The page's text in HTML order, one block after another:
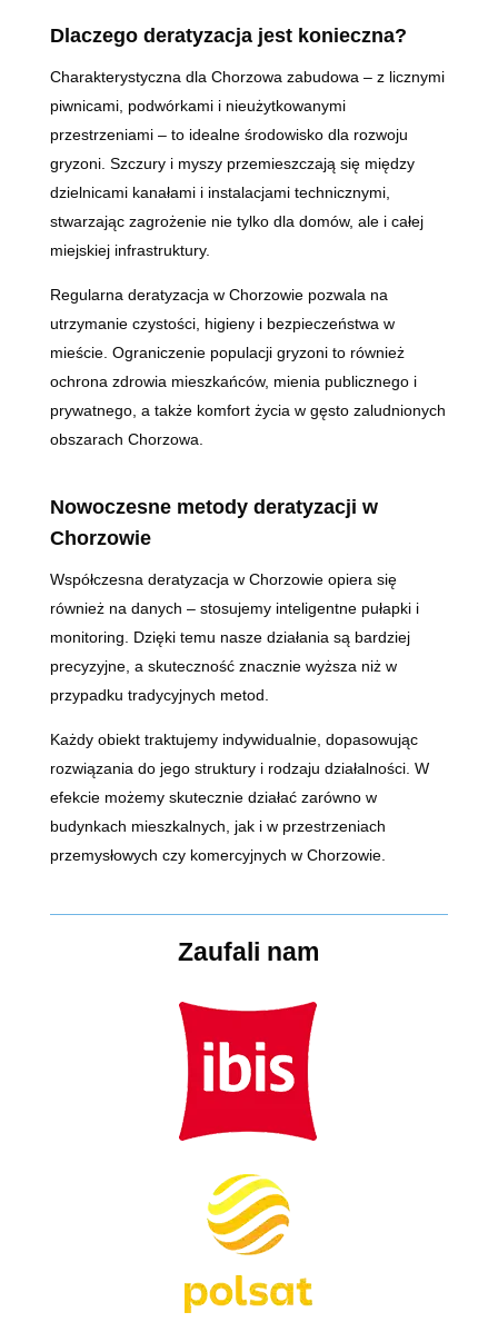
Dlaczego deratyzacja jest konieczna?
Charakterystyczna dla Chorzowa zabudowa – z licznymi
piwnicami, podwórkami i nieużytkowanymi
przestrzeniami – to idealne środowisko dla rozwoju
gryzoni. Szczury i myszy przemieszczają się między
dzielnicami kanałami i instalacjami technicznymi,
stwarzając zagrożenie nie tylko dla domów, ale i całej
miejskiej infrastruktury.
Regularna deratyzacja w Chorzowie pozwala na
utrzymanie czystości, higieny i bezpieczeństwa w
mieście. Ograniczenie populacji gryzoni to również
ochrona zdrowia mieszkańców, mienia publicznego i
prywatnego, a także komfort życia w gęsto zaludnionych
obszarach Chorzowa.
Nowoczesne metody deratyzacji w
Chorzowie
Współczesna deratyzacja w Chorzowie opiera się
również na danych – stosujemy inteligentne pułapki i
monitoring. Dzięki temu nasze działania są bardziej
precyzyjne, a skuteczność znacznie wyższa niż w
przypadku tradycyjnych metod.
Każdy obiekt traktujemy indywidualnie, dopasowując
rozwiązania do jego struktury i rodzaju działalności. W
efekcie możemy skutecznie działać zarówno w
budynkach mieszkalnych, jak i w przestrzeniach
przemysłowych czy komercyjnych w Chorzowie.
Zaufali nam